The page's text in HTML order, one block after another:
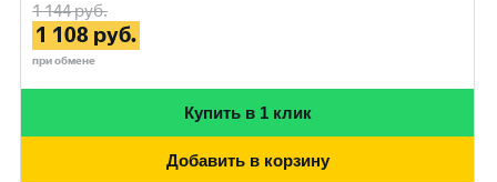
1 144руб.
1 108 руб.
при обмене
Купить в 1 клик
Добавить в корзину